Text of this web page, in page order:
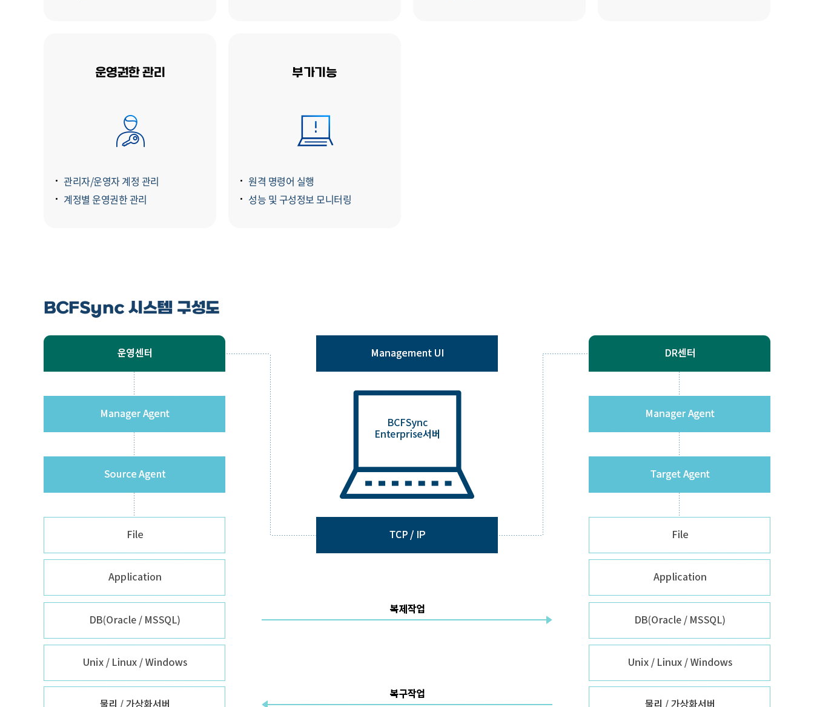
운영권한 관리
관리자/운영자 계정 관리
계정별 운영권한 관리
부가기능
원격 명령어 실행
성능 및 구성정보 모니터링
BCFSync 시스템 구성도